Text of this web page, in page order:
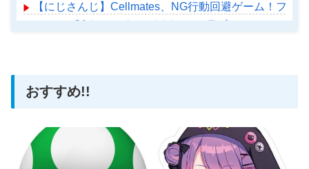
【にじさんじ】Cellmates、NG行動回避ゲーム！フリ
アニメがVチューバーにんほってコラボ→アニメファ
おすすめ!!